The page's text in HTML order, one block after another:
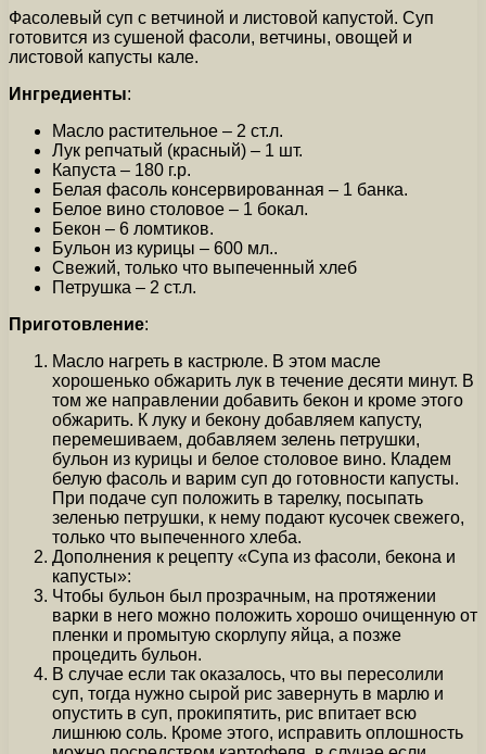
Фасолевый суп с ветчиной и листовой капустой. Суп
готовится из сушеной фасоли, ветчины, овощей и
листовой капусты кале.
Ингредиенты:
Масло растительное – 2 ст.л.
Лук репчатый (красный) – 1 шт.
Капуста – 180 г.р.
Белая фасоль консервированная – 1 банка.
Белое вино столовое – 1 бокал.
Бекон – 6 ломтиков.
Бульон из курицы – 600 мл..
Свежий, только что выпеченный хлеб
Петрушка – 2 ст.л.
Приготовление:
Масло нагреть в кастрюле. В этом масле
хорошенько обжарить лук в течение десяти минут. В
том же направлении добавить бекон и кроме этого
обжарить. К луку и бекону добавляем капусту,
перемешиваем, добавляем зелень петрушки,
бульон из курицы и белое столовое вино. Кладем
белую фасоль и варим суп до готовности капусты.
При подаче суп положить в тарелку, посыпать
зеленью петрушки, к нему подают кусочек свежего,
только что выпеченного хлеба.
Дополнения к рецепту «Супа из фасоли, бекона и
капусты»:
Чтобы бульон был прозрачным, на протяжении
варки в него можно положить хорошо очищенную от
пленки и промытую скорлупу яйца, а позже
процедить бульон.
В случае если так оказалось, что вы пересолили
суп, тогда нужно сырой рис завернуть в марлю и
опустить в суп, прокипятить, рис впитает всю
лишнюю соль. Кроме этого, исправить оплошность